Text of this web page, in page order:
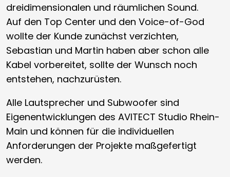
dreidimensionalen und räumlichen Sound.
Auf den Top Center und den Voice-of-God
wollte der Kunde zunächst verzichten,
Sebastian und Martin haben aber schon alle
Kabel vorbereitet, sollte der Wunsch noch
entstehen, nachzurüsten.
Alle Lautsprecher und Subwoofer sind
Eigenentwicklungen des AVITECT Studio Rhein-
Main und können für die individuellen
Anforderungen der Projekte maßgefertigt
werden.